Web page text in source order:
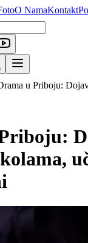
O NamaKontakt
u Priboju: